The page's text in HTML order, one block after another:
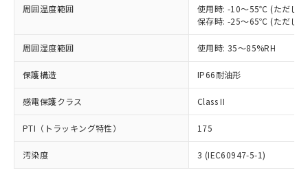
周囲温度範囲
使用時: -10～55℃ (ただし
保存時: -25～65℃ (ただし
周囲湿度範囲 使用時: 35～85%RH
保護構造 IP66耐油形
感電保護クラス Class II
PTI（トラッキング特性） 175
汚染度 3 (IEC60947-5-1)
本サービスの対象外となる商品もある
在庫状況および標準価格照会結果は、
記載している更新日時点での社内デー
タに基づき作成されるものであり、閲
覧された時点での実際の在庫および標
準価格とは異なる場合があることをご
了承ください。
正式な納期状況および標準価格はお客
様のお取引先、またはお客様担当のオ
ムロン制御機器販売店・当社販売員に
ご相談ください。
いたものが、含有品と判明した場合などや
鉛(Pb) 1000ppm以下、 水銀(Hg) 1000ppm以下、 カド
ミウム(Cd) 100ppm以下、
六価クロム(Cr(Ⅵ)) 1000ppm以下、ポリ臭化ビフェニル
類(PBB) 1000ppm以下、ポリ臭化ジフェニルエーテル類
ルベンジル（BBP） 1000ppm以下、フタル酸ジブチル
（DBP） 1000ppm以下、フタル酸ジイソブチル
但し、RoHS指令で産業用監視および制御機器に対する
適用除外項目は除く。
基準値を超えていることを示します。
「－」：未確認です。当社販売部門へお問
い合わせください。
*中国RoHS10物質の基準値 (GB/T26572)：
Pb(鉛) :1000ppm、 Hg(水銀) : 1000ppm、 Cd(カドミウ
Cr(Ⅵ)(六価クロム) : 1000ppm、 PBBs(ポリ臭化ビフェ
ニル類) : 1000ppm、 PBDEs(ポリ臭化ジフェニルエーテ
ル類) : 1000ppm、
DBP(フタル酸ジブチル) : 1000ppm、 DIBP(フタル酸ジ
イソブチル) : 1000ppm、 BBP(フタル酸ブチルベンジ
DEHP(フタル酸ビス(2-エチルヘキシル)) : 1000ppm
当社は、これら貴社製品のうち、外国
為替および外国貿易法に定める商品
（以下｢規制貨物等」という）を輸出
または国外への提供する場合は、日本
国政府の輸出許可(または役務取引許
可)を取得するなどの必要な手続きを
とります。
当社は規制貨物を破棄する場合は、完
全に破砕するなど、違法に輸出されな
いよう必要な手段を講じます。
当社は貴社製品を、核兵器、ミサイ
一定数以上の在庫あり
一定数には満たないが在庫あり